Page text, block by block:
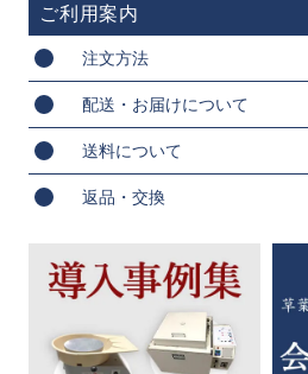
ご利用案内
注文方法
配送・お届けについて
送料について
返品・交換